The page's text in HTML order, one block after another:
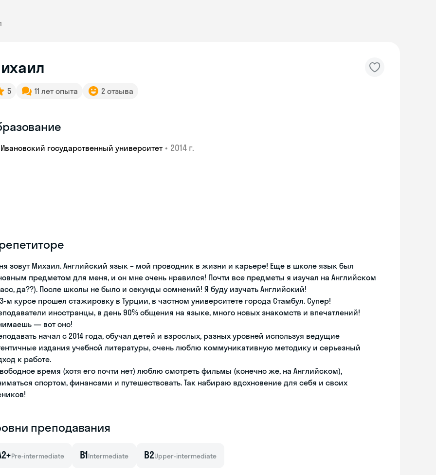
5 11 лет опыта 2 отзыва
Ивановский государственный университет • 2014 г.
зовут Михаил. Английский язык – мой проводник в жизни и карьере! Еще в школе язык был
предметом для меня, и он мне очень нравился! Почти все предметы я изучал на Английском
да??). После школы не было и секунды сомнений! Я буду изучать Английский!
м курсе прошел стажировку в Турции, в частном университете города Стамбул. Супер!
иностранцы, в день 90% общения на языке, много новых знакомств и впечатлений!
— вот оно!
начал с 2014 года, обучал детей и взрослых, разных уровней используя ведущие
издания учебной литературы, очень люблю коммуникативную методику и серьезный
к работе.
время (хотя его почти нет) люблю смотреть фильмы (конечно же, на Английском),
спортом, финансами и путешествовать. Так набираю вдохновение для себя и своих
преподавания
Pre-intermediate B1Intermediate B2Upper-intermediate